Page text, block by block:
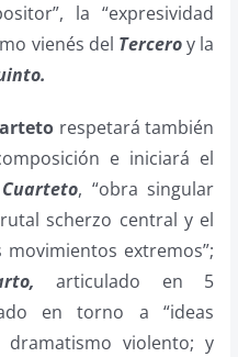
la “expresividad
vienés del Terceroy la
respetará también
e iniciará el
, “obra singular
scherzo central y el
extremos”;
articulado en 5
en torno a “ideas
dramatismo violento; y